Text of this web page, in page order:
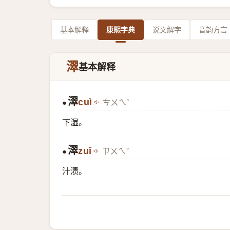
基本解释 康熙字典 说文解字 音韵方言
濢基本解释
● 濢cuì ㄘㄨㄟˋ
下湿。
● 濢zuǐ ㄗㄨㄟˇ
汁渍。